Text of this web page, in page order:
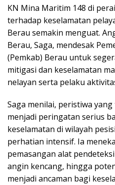
KN Mina Maritim 148 di
terhadap keselamatan
Berau semakin menguat.
Berau, Saga, mendesak
(Pemkab) Berau untuk
mitigasi dan keselamatan
nelayan serta pelaku
Saga menilai, peristiwa
menjadi peringatan serius
keselamatan di wilayah
perhatian intensif. Ia
pemasangan alat
angin kencang, hingga
menjadi ancaman bagi